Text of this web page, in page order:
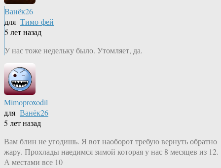
Ванёк26
для Тимо-фей
5 лет назад
У нас тоже недельку было. Утомляет, да.
Mimoproxodil
для Ванёк26
5 лет назад
Вам блин не угодишь. Я вот наоборот требую вернуть обратно
жару. Прохлады наедимся зимой которая у нас 8 месяцев из 12.
А местами все 10